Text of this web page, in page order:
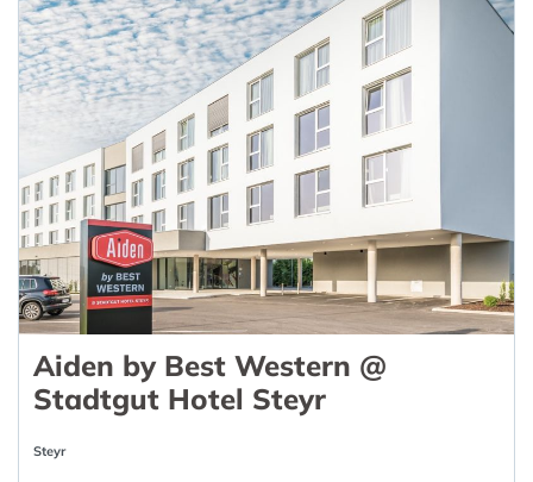
Aiden by Best Western @
Stadtgut Hotel Steyr
Steyr